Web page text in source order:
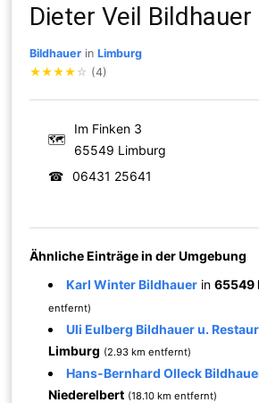
Dieter Veil Bildhauer
Bildhauer inLimburg
★★★★ ☆ (4)
🗺
Im Finken 3
65549 Limburg
☎
06431 25641
Ähnliche Einträge in der Umgebung
Karl Winter Bildhauer in65549
entfernt)
Uli Eulberg Bildhauer u.
Limburg (2.93 km entfernt)
Hans-Bernhard Olleck
Niederelbert (18.10 km entfernt)